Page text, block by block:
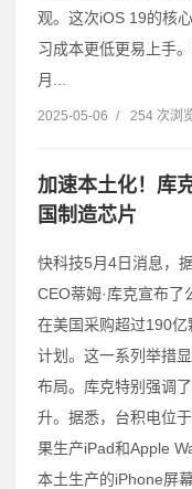
观。这次iOS 19的核
习成本更低更易上手
月...
2025-05-06 / 254 次浏
加速本土化！库
国制造芯片
快科技5月4日消息，
CEO蒂姆·库克宣布
在美国采购超过190
计划。这一系列举措
布局。库克特别强调
升。据悉，台积电位
果生产iPad和Apple
本土生产的iPhone屏